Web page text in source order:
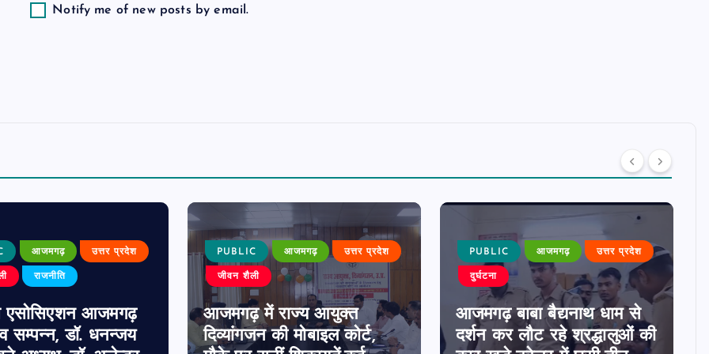
Notify me of new posts by email.
आजमगढ़ उत्तर प्रदेश
राजनीति
एसोसिएशन आजमगढ़
सम्पन्न, डॉ. धनन्जय
PUBLIC आजमगढ़ उत्तर प्रदेश
जीवन शैली
आजमगढ़ में राज्य आयुक्त
दिव्यांगजन की मोबाइल कोर्ट,
PUBLIC आजमगढ़ उत्तर प्रदेश
दुर्घटना
आजमगढ़ बाबा बैद्यनाथ धाम से
दर्शन कर लौट रहे श्रद्धालुओं की